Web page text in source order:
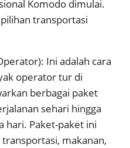
Komodo dimulai.
transportasi
Ini adalah cara
operator tur di
berbagai paket
sehari hingga
hari. Paket-paket ini
makanan,